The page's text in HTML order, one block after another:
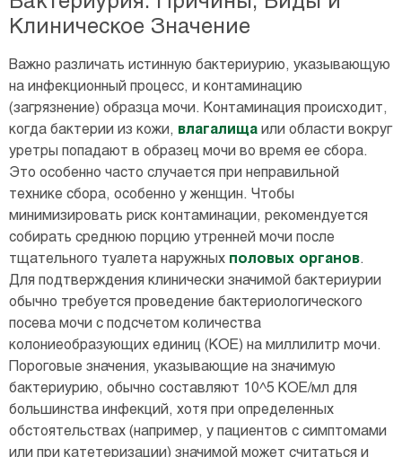
Клиническое Значение
Важно различать истинную бактериурию, указывающую
на инфекционный процесс, и контаминацию
(загрязнение) образца мочи. Контаминация происходит,
когда бактерии из кожи, влагалища или области вокруг
уретры попадают в образец мочи во время ее сбора.
Это особенно часто случается при неправильной
технике сбора, особенно у женщин. Чтобы
минимизировать риск контаминации, рекомендуется
собирать среднюю порцию утренней мочи после
тщательного туалета наружных половых органов.
Для подтверждения клинически значимой бактериурии
обычно требуется проведение бактериологического
посева мочи с подсчетом количества
колониеобразующих единиц (КОЕ) на миллилитр мочи.
Пороговые значения, указывающие на значимую
бактериурию, обычно составляют 10^5 КОЕ/мл для
большинства инфекций, хотя при определенных
обстоятельствах (например, у пациентов с симптомами
или при катетеризации) значимой может считаться и